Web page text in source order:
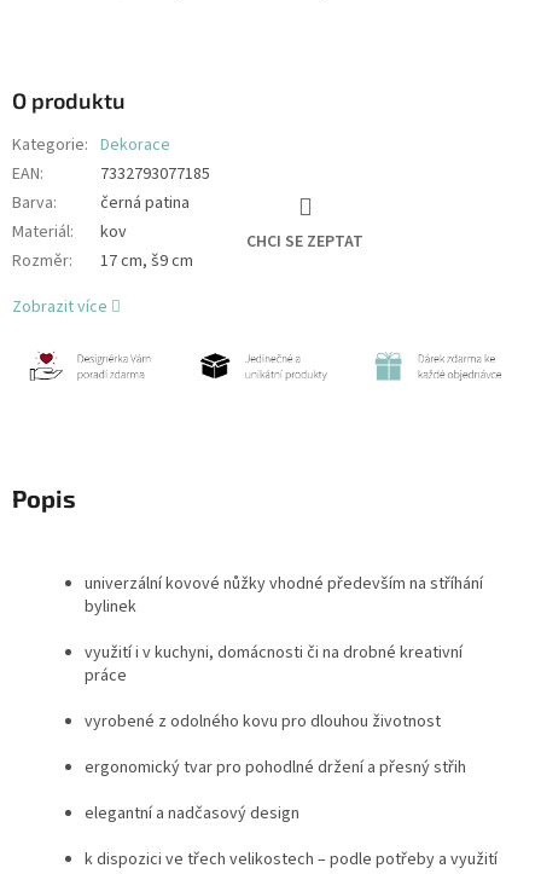
O produktu
Kategorie: Dekorace
EAN:
7332793077185
Barva:
černá patina
Materiál:
kov
Rozměr: 17 cm, š9 cm
CHCI SE ZEPTAT
Zobrazit více
Popis
univerzální kovové nůžky vhodné především na stříhání
bylinek
využití i v kuchyni, domácnosti či na drobné kreativní
práce
vyrobené z odolného kovu pro dlouhou životnost
ergonomický tvar pro pohodlné držení a přesný střih
elegantní a nadčasový design
k dispozici ve třech velikostech – podle potřeby a využití